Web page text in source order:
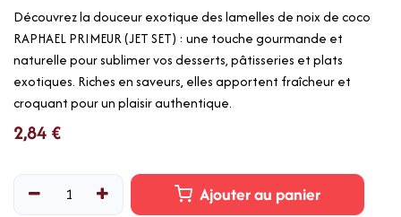
Découvrez la douceur exotique des lamelles de noix de coco
RAPHAEL PRIMEUR (JET SET) : une touche gourmande et
naturelle pour sublimer vos desserts, pâtisseries et plats
exotiques. Riches en saveurs, elles apportent fraîcheur et
croquant pour un plaisir authentique.
2,84 €
Ajouter au panier